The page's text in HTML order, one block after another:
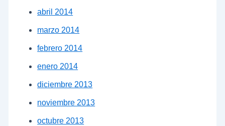
abril 2014
marzo 2014
febrero 2014
enero 2014
diciembre 2013
noviembre 2013
octubre 2013